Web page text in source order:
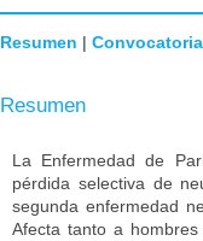
Resumen | Convocatoria
Resumen
La Enfermedad de
pérdida selectiva de
segunda enfermedad
Afecta tanto a